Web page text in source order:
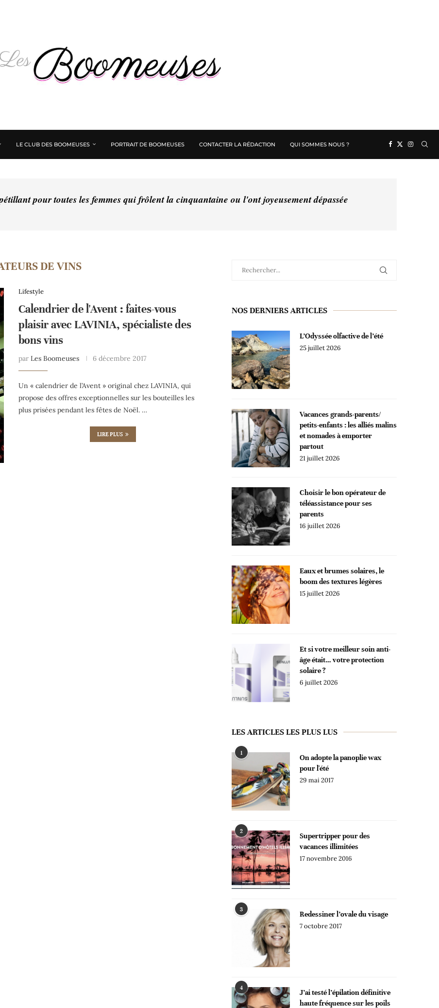
LE CLUB DES BOOMEUSES PORTRAIT DE BOOMEUSES CONTACTER LA RÉDACTION QUI SOMMES NOUS ?
pour toutes les femmes qui frôlent la cinquantaine ou l'ont joyeusement dépassée
DE VINS
Lifestyle
Calendrier de l'Avent : faites-vous
plaisir avec LAVINIA, spécialiste des
bons vins
par Les Boomeuses 6 décembre 2017
Un « calendrier de l’Avent » original chez LAVINIA, qui
propose des offres exceptionnelles sur les bouteilles les
plus prisées pendant les fêtes de Noël. …
LIRE PLUS
NOS DERNIERS ARTICLES
L’Odyssée olfactive de l’été
25 juillet 2026
Vacances grands-parents/
petits-enfants : les alliés malins
et nomades à emporter
partout
21 juillet 2026
Choisir le bon opérateur de
téléassistance pour ses
parents
16 juillet 2026
Eaux et brumes solaires, le
boom des textures légères
15 juillet 2026
Et si votre meilleur soin anti-
âge était… votre protection
solaire ?
6 juillet 2026
LES ARTICLES LES PLUS LUS
1
On adopte la panoplie wax
pour l'été
29 mai 2017
2
Supertripper pour des
vacances illimitées
17 novembre 2016
3
Redessiner l’ovale du visage
7 octobre 2017
4
J’ai testé l’épilation définitive
haute fréquence sur les poils